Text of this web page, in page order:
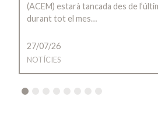
(ACEM) estarà tancada des de
durant tot el mes…
27/07/26
NOTÍCIES
4 5 6 7 8